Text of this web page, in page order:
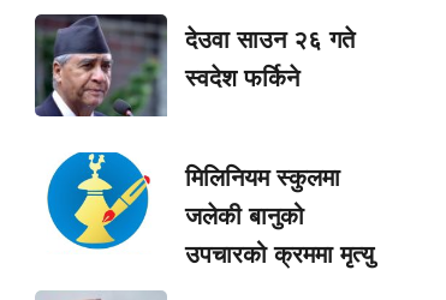
देउवा साउन २६ गते
स्वदेश फर्किने
मिलिनियम स्कुलमा
जलेकी बानुको
उपचारको क्रममा मृत्यु